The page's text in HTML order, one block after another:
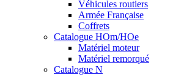
Véhicules routiers
Armée Française
Coffrets
Catalogue HOm/HOe
Matériel moteur
Matériel remorqué
Catalogue N